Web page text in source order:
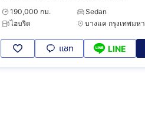
190,000 กม.
Sedan
ไฮบริด
แชท LINE